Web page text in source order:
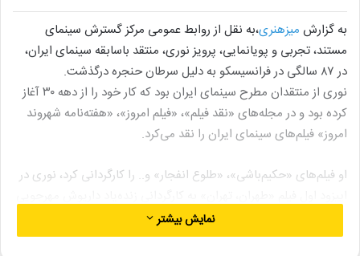
به گزارش میزهنری،به نقل از روابط عمومی مرکز گسترش سینمای
مستند، تجربی و پویانمایی، پرویز نوری، منتقد باسابقه سینمای ایران،
در ۸۷ سالگی در فرانسیسکو به دلیل سرطان حنجره درگذشت.
نوری از منتقدان مطرح سینمای ایران بود که کار خود را از دهه ۳۰ آغاز
کرده بود و در مجله‌های «نقد فیلم»، «فیلم امروز»، «هفته‌نامه شهروند
امروز» فیلم‌های سینمای ایران را نقد می‌کرد.
او فیلم‌های «حکیم‌باشی»، «طلوع انفجار» و.. را کارگردانی کرد، نوری در
نمایش بیشتر